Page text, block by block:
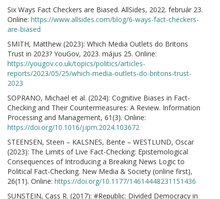
Six Ways Fact Checkers are Biased. AllSides, 2022. február 23.
Online: https://www.allsides.com/blog/6-ways-fact-checkers-
are-biased
SMITH, Matthew (2023): Which Media Outlets do Britons
Trust in 2023? YouGov, 2023. május 25. Online:
https://yougov.co.uk/topics/politics/articles-
reports/2023/05/25/which-media-outlets-do-britons-trust-
2023
SOPRANO, Michael et al. (2024): Cognitive Biases in Fact-
Checking and Their Countermeasures: A Review. Information
Processing and Management, 61(3). Online:
https://doi.org/10.1016/j.ipm.2024.103672
STEENSEN, Steen – KALSNES, Bente – WESTLUND, Oscar
(2023): The Limits of Live Fact-Checking: Epistemological
Consequences of Introducing a Breaking News Logic to
Political Fact-Checking. New Media & Society (online first),
26(11). Online: https://doi.org/10.1177/14614448231151436
SUNSTEIN, Cass R. (2017): #Republic: Divided Democracy in